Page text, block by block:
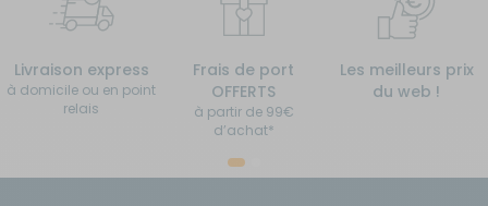
Livraison express
à domicile ou en point
relais
Frais de port
OFFERTS
à partir de 99€
d’achat*
Les meilleurs prix
du web !